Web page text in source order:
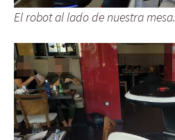
El robot al lado de nuestra mesa.